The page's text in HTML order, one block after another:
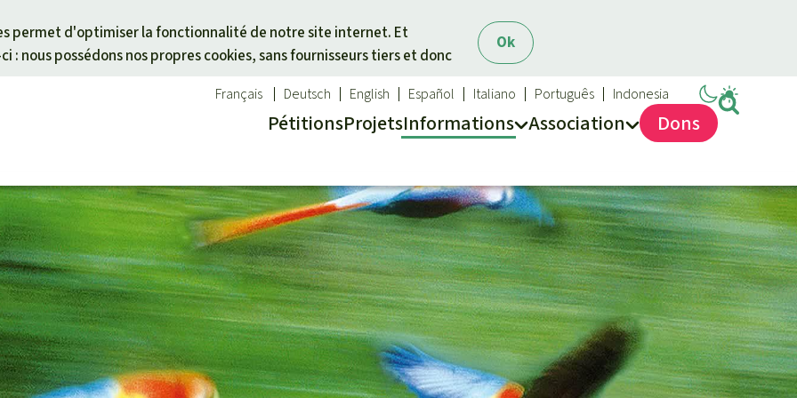
Ok
permet d'optimiser la fonctionnalité de notre site internet. Et
: nous possédons nos propres cookies, sans fournisseurs tiers et donc
PétitionsProjetsInformations
tropicale
Association
Sauvons la forêt
Qui sommes-nous ?
Nous contacter
Transparence
Questions fréquentes
Rapports annuels
Mentions légales
Médias
Communiqués
Dans la presse
Français Deutsch English Español Italiano Português Indonesia
Dons
thème
animaux
forêts tropicales
Don pour une région
Asie du Sud-Est
Afrique
Amérique latine